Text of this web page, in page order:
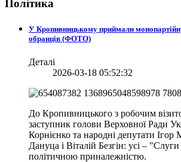
Політика
У Кропивницькому приймали
обранців (ФОТО)
Деталі
2026-03-18 05:52:32
До Кропивницького з робочим
заступник голови Верховної Ради
Корнієнко та народні депутати
Дануца і Віталій Безгін: усі –
політичною приналежністю.